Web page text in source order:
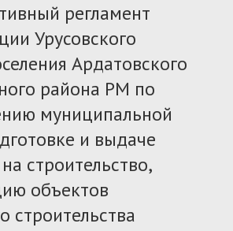
регламент
Урусовского
Ардатовского
района РМ по
муниципальной
и выдаче
строительство,
объектов
строительства